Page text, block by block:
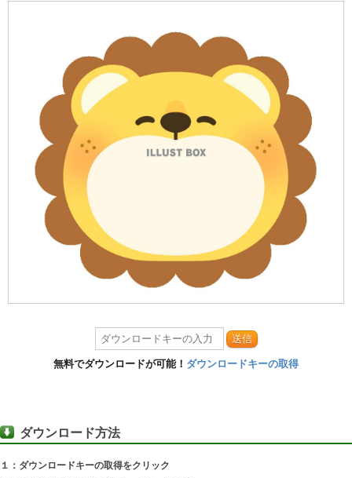
送信
無料でダウンロードが可能！ ダウンロードキーの取得
ダウンロード方法
１：ダウンロードキーの取得をクリック